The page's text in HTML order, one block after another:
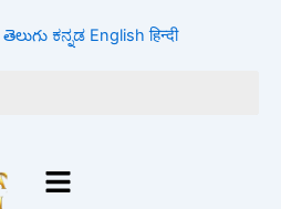
తెలుగు ಕನ್ನಡ English हिन्दी